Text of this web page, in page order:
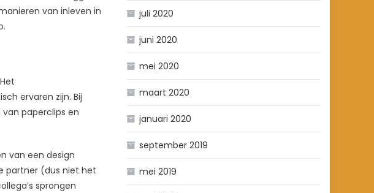
van inleven in
ervaren zijn. Bij
paperclips en
van een design
partner (dus niet het
sprongen
juli 2020
juni 2020
mei 2020
maart 2020
januari 2020
september 2019
mei 2019